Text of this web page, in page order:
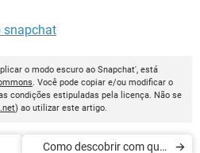
snapchat
o modo escuro ao Snapchat', está
. Você pode copiar e/ou modificar o
condições estipuladas pela licença. Não se
) ao utilizar este artigo.
Como descobrir com qual